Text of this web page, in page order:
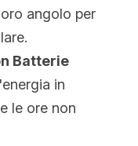
angolo per
Batterie
in
le ore non